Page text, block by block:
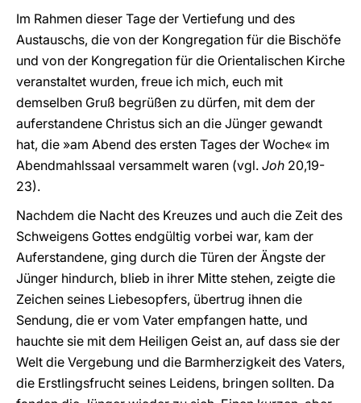
Im Rahmen dieser Tage der Vertiefung und des
Austauschs, die von der Kongregation für die Bischöfe
und von der Kongregation für die Orientalischen Kirche
veranstaltet wurden, freue ich mich, euch mit
demselben Gruß begrüßen zu dürfen, mit dem der
auferstandene Christus sich an die Jünger gewandt
hat, die »am Abend des ersten Tages der Woche« im
Abendmahlssaal versammelt waren (vgl. Joh 20,19-
23).
Nachdem die Nacht des Kreuzes und auch die Zeit des
Schweigens Gottes endgültig vorbei war, kam der
Auferstandene, ging durch die Türen der Ängste der
Jünger hindurch, blieb in ihrer Mitte stehen, zeigte die
Zeichen seines Liebesopfers, übertrug ihnen die
Sendung, die er vom Vater empfangen hatte, und
hauchte sie mit dem Heiligen Geist an, auf dass sie der
Welt die Vergebung und die Barmherzigkeit des Vaters,
die Erstlingsfrucht seines Leidens, bringen sollten. Da